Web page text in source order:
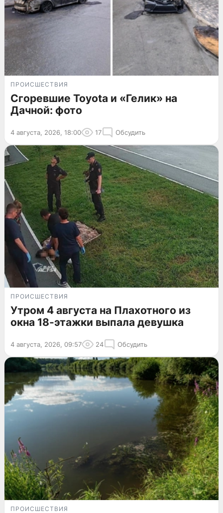
ПРОИСШЕСТВИЯ
Сгоревшие Toyota и «Гелик» на
Дачной: фото
4 августа, 2026, 18:00 17 Обсудить
ПРОИСШЕСТВИЯ
Утром 4 августа на Плахотного из
окна 18-этажки выпала девушка
4 августа, 2026, 09:57 24 Обсудить
ПРОИСШЕСТВИЯ